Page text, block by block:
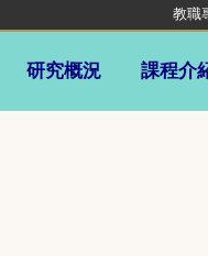
研究概況 課程介
教職